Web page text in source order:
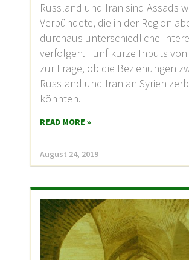
Russland und Iran sind Assads
Verbündete, die in der Region
durchaus unterschiedliche
verfolgen. Fünf kurze Inputs
zur Frage, ob die Beziehungen
Russland und Iran an Syrien
könnten.
READ MORE »
August 24, 2019